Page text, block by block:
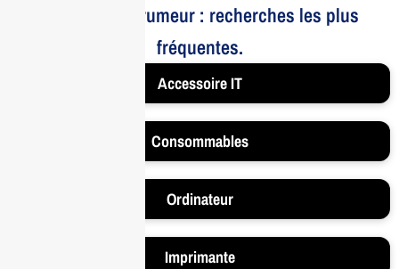
Le bruit et la rumeur : recherches les plus
fréquentes.
Accessoire IT
Consommables
Ordinateur
Imprimante